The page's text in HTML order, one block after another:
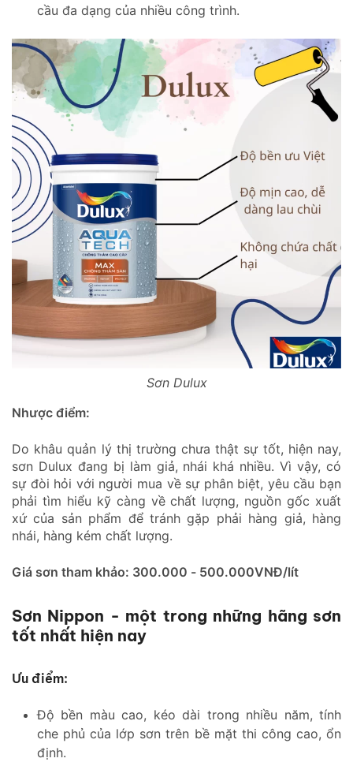
cầu đa dạng của nhiều công trình.
Sơn Dulux
Nhược điểm:
Do khâu quản lý thị trường chưa thật sự tốt, hiện nay,
sơn Dulux đang bị làm giả, nhái khá nhiều. Vì vậy, có
sự đòi hỏi với người mua về sự phân biệt, yêu cầu bạn
phải tìm hiểu kỹ càng về chất lượng, nguồn gốc xuất
xứ của sản phẩm để tránh gặp phải hàng giả, hàng
nhái, hàng kém chất lượng.
Giá sơn tham khảo: 300.000 - 500.000VNĐ/lít
Sơn Nippon - một trong những hãng sơn
tốt nhất hiện nay
Ưu điểm:
Độ bền màu cao, kéo dài trong nhiều năm, tính
che phủ của lớp sơn trên bề mặt thi công cao, ổn
định.